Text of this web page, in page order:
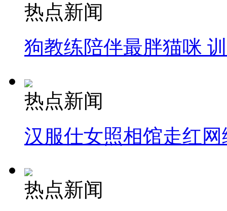
热点新闻
狗教练陪伴最胖猫咪
热点新闻
汉服仕女照相馆走红网
热点新闻